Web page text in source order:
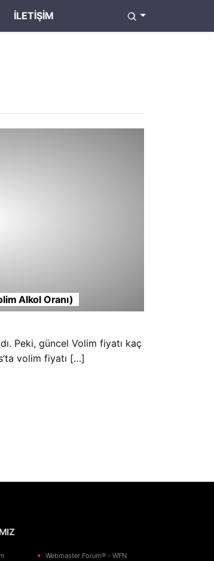
İLETIŞIM
Alkol Oranı)
Peki, güncel Volim fiyatı kaç
volim fiyatı […]
Webmaster Forum® - WFN